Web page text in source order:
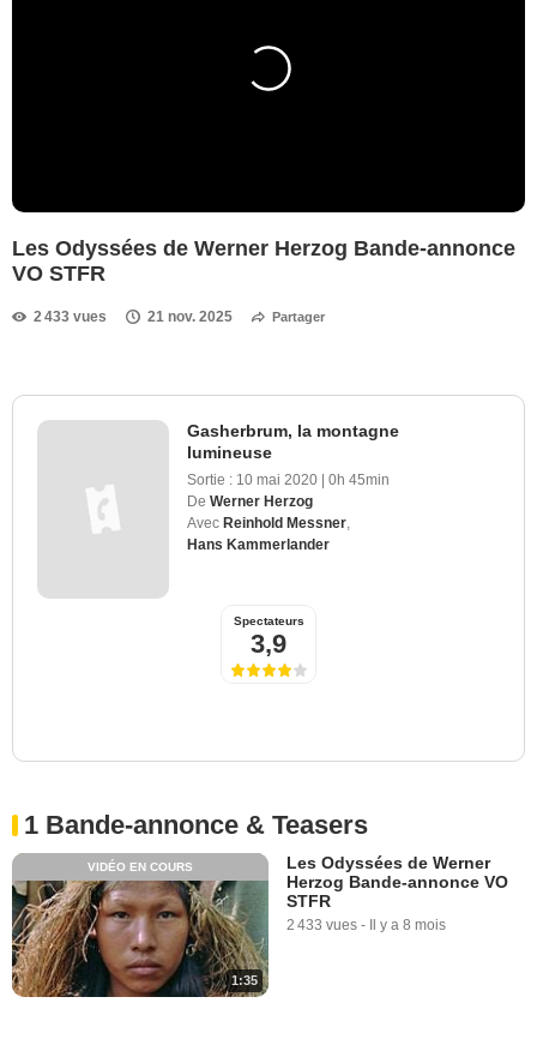
Les Odyssées de Werner Herzog Bande-annonce
VO STFR
2 433 vues 21 nov. 2025 Partager
Gasherbrum, la montagne
lumineuse
Sortie : 10 mai 2020 | 0h 45min
De Werner Herzog
Avec Reinhold Messner
Hans Kammerlander
Spectateurs
3,9
1 Bande-annonce & Teasers
1:35
VIDÉO EN COURS
Les Odyssées de Werner
Herzog Bande-annonce VO
STFR
2 433 vues - Il y a 8 mois